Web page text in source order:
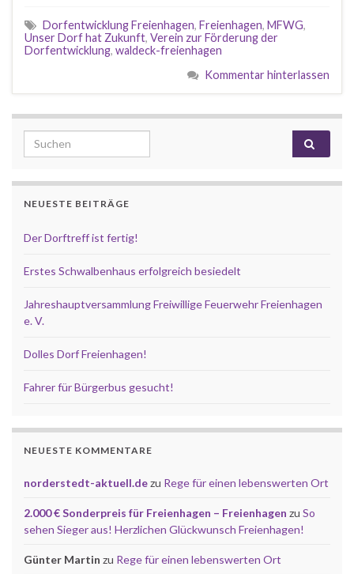
Dorfentwicklung Freienhagen, Freienhagen, MFWG,
Unser Dorf hat Zukunft, Verein zur Förderung der
Dorfentwicklung, waldeck-freienhagen
Kommentar hinterlassen
Search for:
NEUESTE BEITRÄGE
Der Dorftreff ist fertig!
Erstes Schwalbenhaus erfolgreich besiedelt
Jahreshauptversammlung Freiwillige Feuerwehr Freienhagen
e. V.
Dolles Dorf Freienhagen!
Fahrer für Bürgerbus gesucht!
NEUESTE KOMMENTARE
norderstedt-aktuell.dezu Rege für einen lebenswerten Ort
2.000 € Sonderpreis für Freienhagen – Freienhagen zu So
sehen Sieger aus! Herzlichen Glückwunsch Freienhagen!
Günter Martin zu Rege für einen lebenswerten Ort